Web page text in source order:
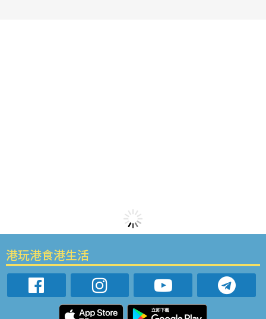
港玩港食港生活